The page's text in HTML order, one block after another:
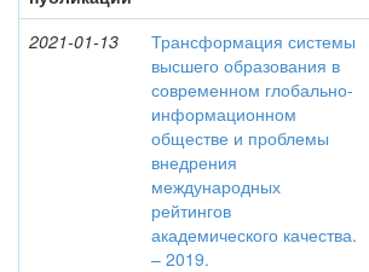
2021-01-13
Трансформация системы
высшего образования в
современном глобально-
информационном
обществе и проблемы
внедрения
международных
рейтингов
академического качества.
– 2019.